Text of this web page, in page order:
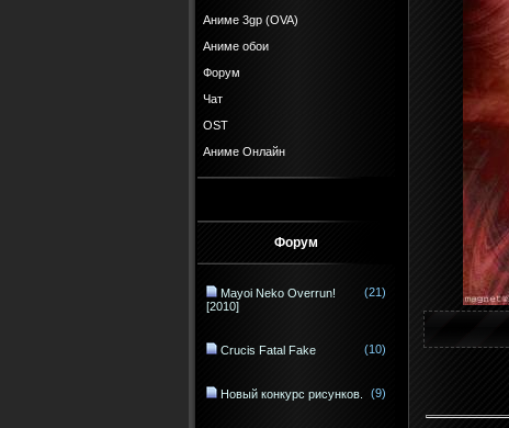
Аниме 3gp (OVA)
Аниме обои
Форум
Чат
OST
Аниме Онлайн
Форум
Mayoi Neko Overrun!
[2010]
(21)
Crucis Fatal Fake (10)
Новый конкурс рисунков. (9)